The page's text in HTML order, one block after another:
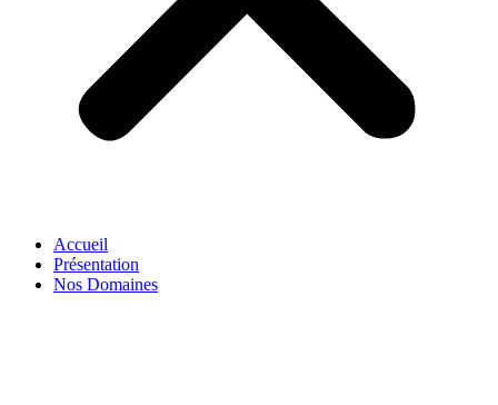
Accueil
Présentation
Nos Domaines